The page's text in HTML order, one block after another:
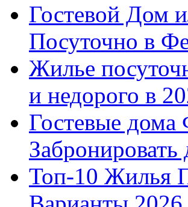
Гостевой Дом
Посуточно в
Жилье
и недорого в
Гостевые
Забронировать
Топ-10 Жилья